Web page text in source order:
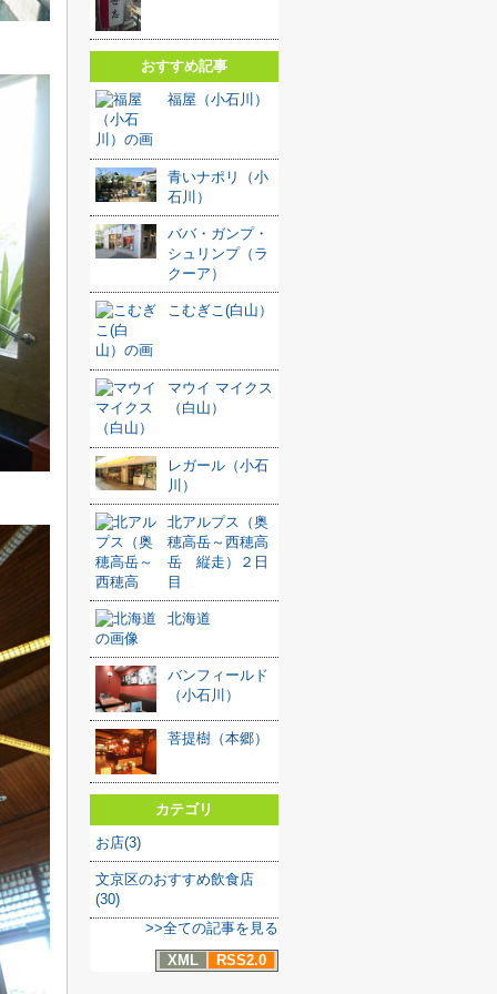
おすすめ記事
福屋（小石川）
青いナポリ（小
石川）
ババ・ガンプ・
シュリンプ（ラ
クーア）
こむぎこ(白山）
マウイ マイクス
（白山）
レガール（小石
川）
北アルプス（奥
穂高岳～西穂高
岳 縦走）２日
目
北海道
バンフィールド
（小石川）
菩提樹（本郷）
カテゴリ
お店(3)
文京区のおすすめ飲食店
(30)
>>全ての記事を見る
XML
RSS2.0